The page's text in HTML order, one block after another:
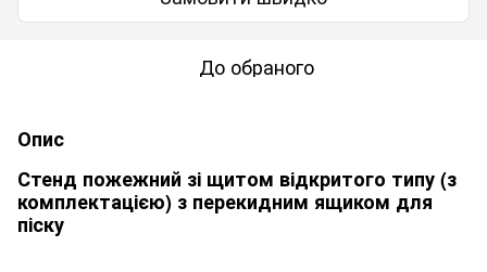
До обраного
Опис
Стенд пожежний зі щитом відкритого типу (з
комплектацією) з перекидним ящиком для
піску